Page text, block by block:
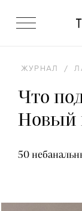
ЖУРНАЛ /
Что
Новый
50